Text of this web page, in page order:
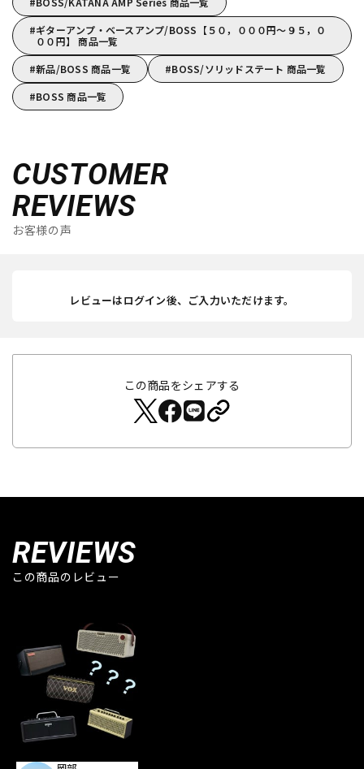
ギターアンプ・ベースアンプ/BOSS【５０，０００円～９５，０
００円】 商品一覧
新品/BOSS 商品一覧
BOSS/ソリッドステート 商品一覧
BOSS 商品一覧
CUSTOMER
REVIEWS
お客様の声
レビューはログイン後、ご入力いただけます。
この商品をシェアする
REVIEWS
この商品のレビュー